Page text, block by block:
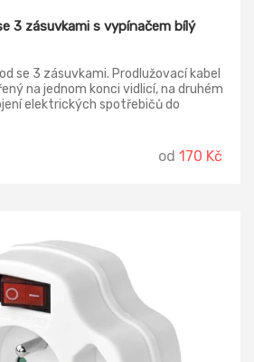
3 zásuvkami s vypínačem bílý
se 3 zásuvkami. Prodlužovací kabel
na jednom konci vidlicí, na druhém
elektrických spotřebičů do
nejbližší zásuvky. Délka: 2m, 3 m, 5m
ano Barva: bílá Průřez vodiče: 1,0
od 170 Kč